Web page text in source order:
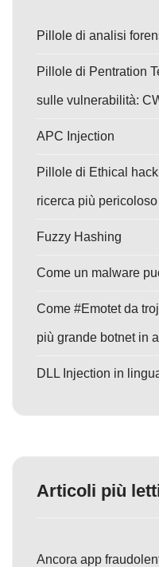
Pillole di analisi
Pillole di Pentration
sulle vulnerabilità:
APC Injection
Pillole di Ethical
ricerca più
Fuzzy Hashing
Come un malware
Come #Emotet da
più grande botnet in
DLL Injection in
Articoli più
Ancora app